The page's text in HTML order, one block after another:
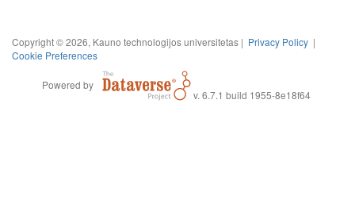
Copyright © 2026, Kauno technologijos universitetas | Privacy Policy |
Cookie Preferences
Powered by
v. 6.7.1 build 1955-8e18f64